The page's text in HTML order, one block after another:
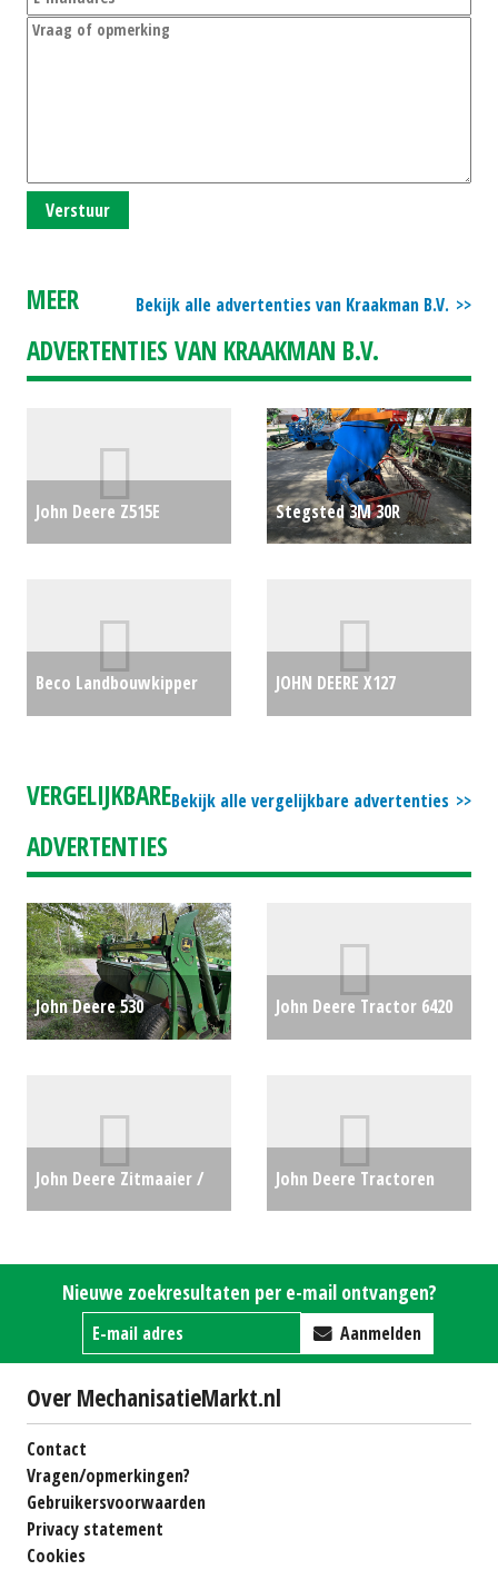
Verstuur
Bekijk alle advertenties van Kraakman B.V.
MEER
ADVERTENTIES VAN KRAAKMAN B.V.
John Deere Z515E
Stegsted 3M 30R
Beco Landbouwkipper
JOHN DEERE X127
Bekijk alle vergelijkbare advertenties
VERGELIJKBARE
ADVERTENTIES
John Deere 530
John Deere Tractor 6420
John Deere Zitmaaier /
#28760
€9231
John Deere Tractoren
Nieuwe zoekresultaten per e-mail ontvangen?
Aanmelden
Over MechanisatieMarkt.nl
Contact
Vragen/opmerkingen?
Gebruikersvoorwaarden
Privacy statement
Cookies